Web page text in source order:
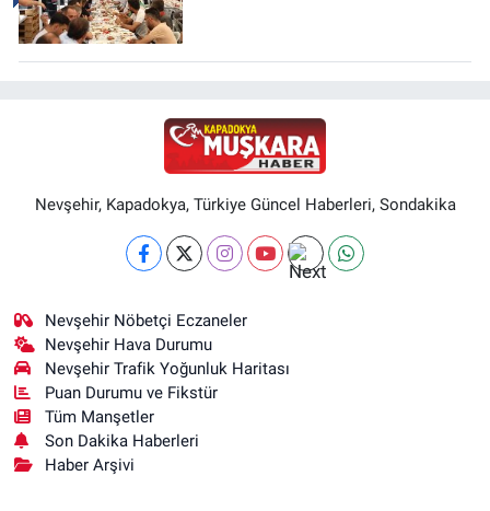
Nevşehir, Kapadokya, Türkiye Güncel Haberleri, Sondakika
Nevşehir Nöbetçi Eczaneler
Nevşehir Hava Durumu
Nevşehir Trafik Yoğunluk Haritası
Puan Durumu ve Fikstür
Tüm Manşetler
Son Dakika Haberleri
Haber Arşivi